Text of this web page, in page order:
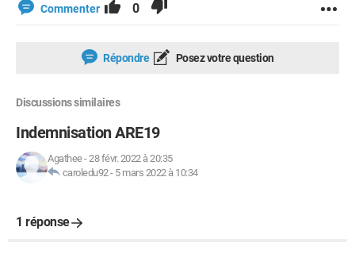
Commenter 0
Répondre Posez votre question
Discussions similaires
Indemnisation ARE19
Agathee-28 févr. 2022 à 20:35
caroledu92- 5 mars 2022 à 10:34
1 réponse